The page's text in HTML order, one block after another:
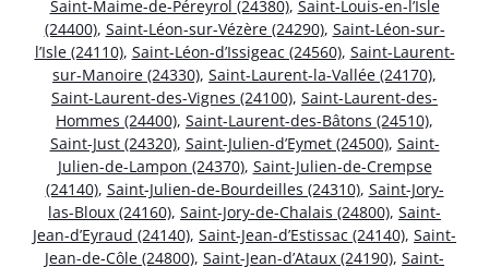
Saint-Maime-de-Péreyrol (24380), Saint-Louis-en-l’Isle
(24400), Saint-Léon-sur-Vézère (24290), Saint-Léon-sur-
l’Isle (24110), Saint-Léon-d’Issigeac (24560), Saint-Laurent-
sur-Manoire (24330), Saint-Laurent-la-Vallée (24170),
Saint-Laurent-des-Vignes (24100), Saint-Laurent-des-
Hommes (24400), Saint-Laurent-des-Bâtons (24510),
Saint-Just (24320), Saint-Julien-d’Eymet (24500), Saint-
Julien-de-Lampon (24370), Saint-Julien-de-Crempse
(24140), Saint-Julien-de-Bourdeilles (24310), Saint-Jory-
las-Bloux (24160), Saint-Jory-de-Chalais (24800), Saint-
Jean-d’Eyraud (24140), Saint-Jean-d’Estissac (24140), Saint-
Jean-de-Côle (24800), Saint-Jean-d’Ataux (24190), Saint-